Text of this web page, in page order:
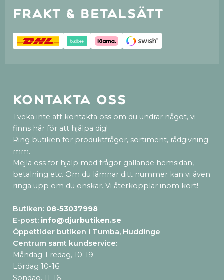
Frakt & betalsätt
Kontakta oss
Tveka inte att kontakta oss om du undrar något, vi
finns här för att hjälpa dig!
Ring butiken för produktfrågor, sortiment, rådgivning
mm.
Mejla oss för hjälp med frågor gällande hemsidan,
betalning etc. Om du lämnar ditt nummer kan vi även
ringa upp om du önskar. Vi återkopplar inom kort!
Butiken: 08-53037998
E-post: info@djurbutiken.se
Öppettider butiken i Tumba, Huddinge
Centrum samt kundservice:
Måndag-Fredag, 10-19
Lördag 10-16